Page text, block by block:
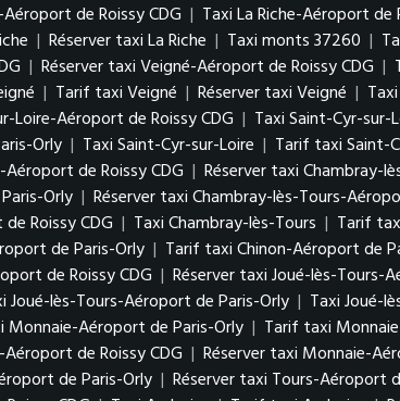
de Roissy CDG | Taxi La Riche-Aéroport de
| Réserver taxi La Riche | Taxi monts 37260 |
| Réserver taxi Veigné-Aéroport de Roissy CDG |
| Tarif taxi Veigné | Réserver taxi Veigné |
Loire-Aéroport de Roissy CDG | Taxi Saint-Cyr-
Orly | Taxi Saint-Cyr-sur-Loire | Tarif taxi Saint-
de Roissy CDG | Réserver taxi Chambray-
Orly | Réserver taxi Chambray-lès-Tours-
Roissy CDG | Taxi Chambray-lès-Tours | Tarif
de Paris-Orly | Tarif taxi Chinon-Aéroport de
de Roissy CDG | Réserver taxi Joué-lès-Tours-
Joué-lès-Tours-Aéroport de Paris-Orly | Taxi Joué-
Monnaie-Aéroport de Paris-Orly | Tarif taxi
de Roissy CDG | Réserver taxi Monnaie-
de Paris-Orly | Réserver taxi Tours-Aéroport